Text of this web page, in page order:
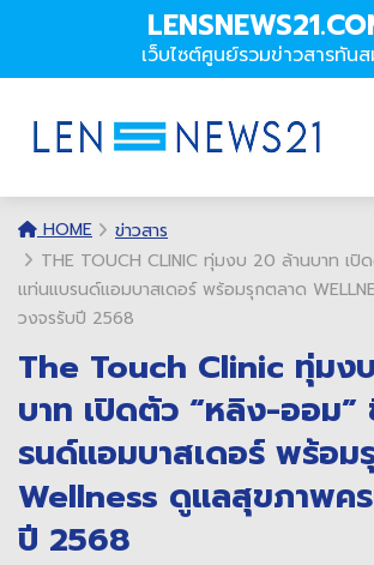
เว็บไซต์ศูนย์รวมข่าวสารทัน
HOME
ข่าวสาร
THE TOUCH CLINIC ทุ่มงบ 20 ล้านบาท เปิ
แท่นแบรนด์แอมบาสเดอร์ พร้อมรุกตลาด
วงจรรับปี 2568
The Touch Clinic ทุ่มง
บาท เปิดตัว “หลิง-ออม”
รนด์แอมบาสเดอร์ พร้อม
Wellness ดูแลสุขภาพค
ปี 2568